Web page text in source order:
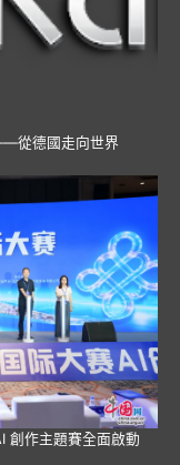
從德國走向世界
創作主題賽全面啟動